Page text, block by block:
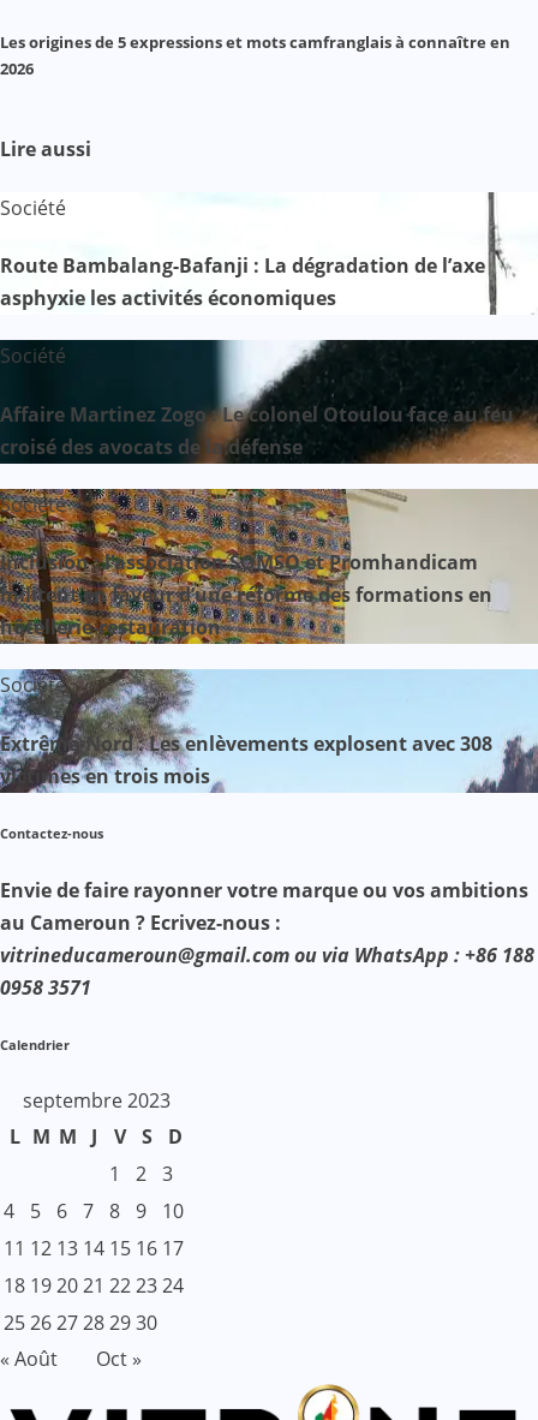
Les origines de 5 expressions et mots camfranglais à connaître en
2026
Lire aussi
Société
Route Bambalang-Bafanji : La dégradation de l’axe
asphyxie les activités économiques
Société
Affaire Martinez Zogo : Le colonel Otoulou face au feu
croisé des avocats de la défense
Société
Inclusion : l’association SOMSO et Promhandicam
militent en faveur d’une réforme des formations en
hôtellerie-restauration
Société
Extrême-Nord : Les enlèvements explosent avec 308
victimes en trois mois
Contactez-nous
Envie de faire rayonner votre marque ou vos ambitions
au Cameroun ? Ecrivez-nous :
vitrineducameroun@gmail.com ou via WhatsApp : +86 188
0958 3571
Calendrier
septembre 2023
L M M J V S
D
1
2 3
4
5 6 7 8 9
10
11 12 13 14 15 16 17
18 192021 222324
252627282930
« Août
Oct »